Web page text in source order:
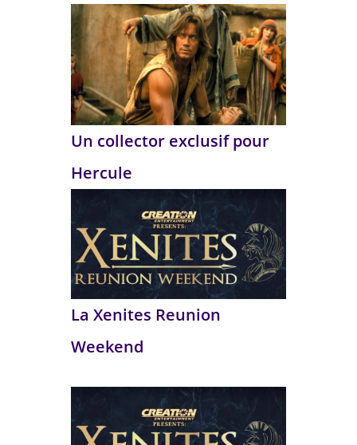
Un collector exclusif pour
Hercule
La Xenites Reunion
Weekend